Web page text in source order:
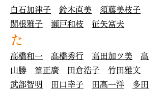
白石加津子
鈴木直美
須藤美枝子
関根雅子
瀬戸和枝 征矢富夫
た
高橋和一 髙橋秀行 高田加ツ美
髙
山勝
篁正廣 田倉浩子
竹田雅文
武部智明
田口幸子 田髙一洋 多田